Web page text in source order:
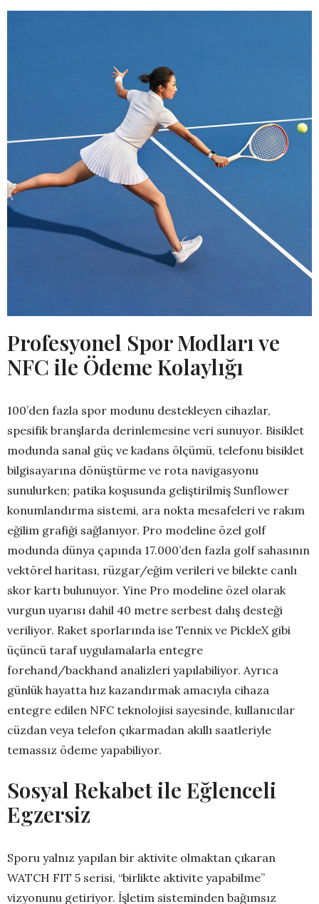
Profesyonel Spor Modları ve
NFC ile Ödeme Kolaylığı
100’den fazla spor modunu destekleyen cihazlar,
spesifik branşlarda derinlemesine veri sunuyor. Bisiklet
modunda sanal güç ve kadans ölçümü, telefonu bisiklet
bilgisayarına dönüştürme ve rota navigasyonu
sunulurken; patika koşusunda geliştirilmiş Sunflower
konumlandırma sistemi, ara nokta mesafeleri ve rakım
eğilim grafiği sağlanıyor. Pro modeline özel golf
modunda dünya çapında 17.000’den fazla golf sahasının
vektörel haritası, rüzgar/eğim verileri ve bilekte canlı
skor kartı bulunuyor. Yine Pro modeline özel olarak
vurgun uyarısı dahil 40 metre serbest dalış desteği
veriliyor. Raket sporlarında ise Tennix ve PickleX gibi
üçüncü taraf uygulamalarla entegre
forehand/backhand analizleri yapılabiliyor. Ayrıca
günlük hayatta hız kazandırmak amacıyla cihaza
entegre edilen NFC teknolojisi sayesinde, kullanıcılar
cüzdan veya telefon çıkarmadan akıllı saatleriyle
temassız ödeme yapabiliyor.
Sosyal Rekabet ile Eğlenceli
Egzersiz
Sporu yalnız yapılan bir aktivite olmaktan çıkaran
WATCH FIT 5 serisi, “birlikte aktivite yapabilme”
vizyonunu getiriyor. İşletim sisteminden bağımsız